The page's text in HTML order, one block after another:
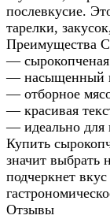
послевкусие.
тарелки,
Преимущества
— сырокопченая
— насыщенный
— отборное
— красивая
— идеально для
Купить
значит выбрать
подчеркнет
Отзывы